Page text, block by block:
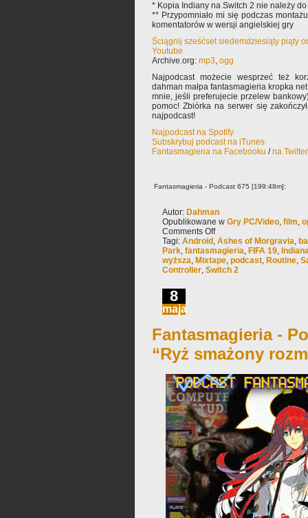
* Kopia Indiany na Switch 2 nie należy
** Przypomniało mi się podczas
komentatorów w wersji angielskiej gry
Ściągnij sześćset siedemdziesiąty piąty
Youtube
Archive.org: mp3, ogg
Najpodcast możecie wesprzeć też
dahman małpa fantasmagieria kropka
mnie, jeśli preferujecie przelew
pomoc! Zbiórka na serwer się
najpodcast!
Najpodcast na Spotify
Subskrybuj podcast na iTunes
Fantasmagieria na Facebooku /na
Fantasmagieria - Podcast 675 [199:48m]:
Autor: Dahman
Opublikowane w Gry PC/Video, film,
Comments Off
Tagi: Android , Ashes of Morgravia,
Park, fantasmagieria, FIFA 19,
wyższa, Mixtape, podcast, Routine,
Controller, Switch 2
8
maja
Fantasmagieria -
“Ryż smażony